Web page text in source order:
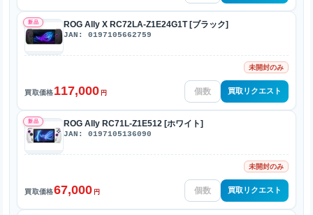
新品 ROG Ally X RC72LA-Z1E24G1T [ブラック]
JAN: 0197105662759
未開封のみ
買取価格117,000 円 買取リクエスト
新品 ROG Ally RC71L-Z1E512 [ホワイト]
JAN: 0197105136090
未開封のみ
買取価格67,000 円 買取リクエスト